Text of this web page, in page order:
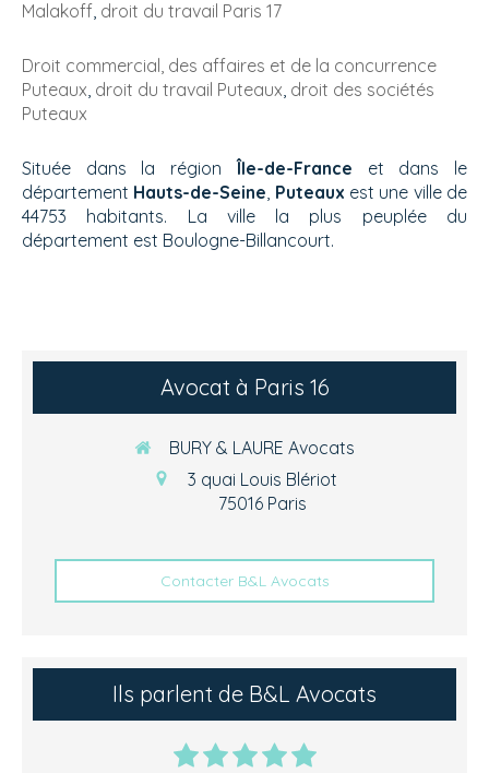
Malakoff, droit du travail Paris 17
Droit commercial, des affaires et de la concurrence
Puteaux, droit du travail Puteaux, droit des sociétés
Puteaux
Située dans la régionÎle-de-France et dans le
département Hauts-de-Seine, Puteaux est une ville de
44753 habitants. La ville la plus peuplée du
département est Boulogne-Billancourt.
Avocat à Paris 16
BURY & LAURE Avocats
3 quai Louis Blériot
75016 Paris
Contacter B&L Avocats
Ils parlent de B&L Avocats